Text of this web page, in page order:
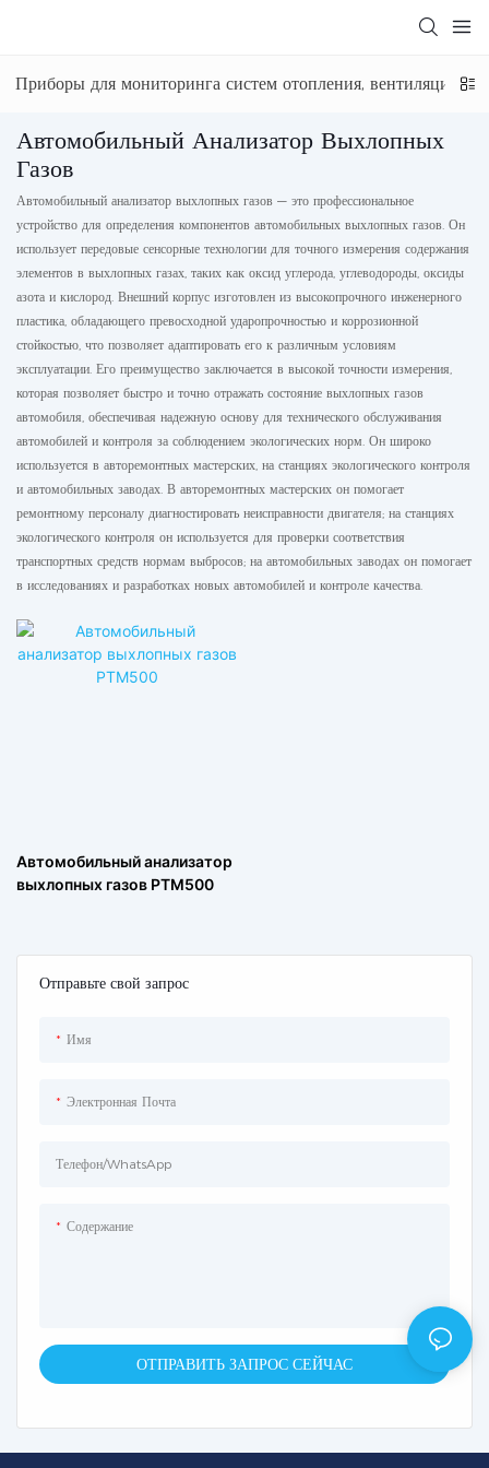
Приборы для мониторинга систем отопления, вентиляции и
Автомобильный Анализатор Выхлопных
Газов
Автомобильный анализатор выхлопных газов — это профессиональное
устройство для определения компонентов автомобильных выхлопных газов. Он
использует передовые сенсорные технологии для точного измерения содержания
элементов в выхлопных газах, таких как оксид углерода, углеводороды, оксиды
азота и кислород. Внешний корпус изготовлен из высокопрочного инженерного
пластика, обладающего превосходной ударопрочностью и коррозионной
стойкостью, что позволяет адаптировать его к различным условиям
эксплуатации. Его преимущество заключается в высокой точности измерения,
которая позволяет быстро и точно отражать состояние выхлопных газов
автомобиля, обеспечивая надежную основу для технического обслуживания
автомобилей и контроля за соблюдением экологических норм. Он широко
используется в авторемонтных мастерских, на станциях экологического контроля
и автомобильных заводах. В авторемонтных мастерских он помогает
ремонтному персоналу диагностировать неисправности двигателя; на станциях
экологического контроля он используется для проверки соответствия
транспортных средств нормам выбросов; на автомобильных заводах он помогает
в исследованиях и разработках новых автомобилей и контроле качества.
Отправьте свой запрос
Имя
Электронная Почта
Телефон/WhatsApp
Содержание
ОТПРАВИТЬ ЗАПРОС СЕЙЧАС
Автомобильный анализатор
выхлопных газов PTM500